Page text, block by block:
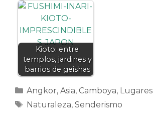
Kioto: entre
templos, jardines y
barrios de geishas
Categorías
Angkor, Asia, Camboya, Lugares
Etiquetas
Naturaleza, Senderismo